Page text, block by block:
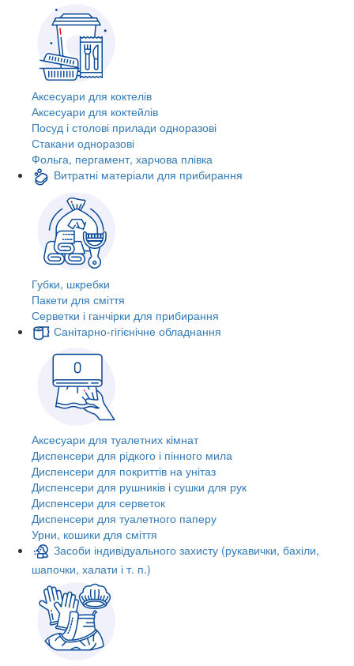
Аксесуари для коктелів
Аксесуари для коктейлів
Посуд і столові прилади одноразові
Стакани одноразові
Фольга, пергамент, харчова плівка
Витратні матеріали для прибирання
Губки, шкребки
Пакети для сміття
Серветки і ганчірки для прибирання
Санітарно-гігієнічне обладнання
Аксесуари для туалетних кімнат
Диспенсери для рідкого і пінного мила
Диспенсери для покриттів на унітаз
Диспенсери для рушників і сушки для рук
Диспенсери для серветок
Диспенсери для туалетного паперу
Урни, кошики для сміття
Засоби індивідуального захисту (рукавички, бахіли,
шапочки, халати і т. п.)